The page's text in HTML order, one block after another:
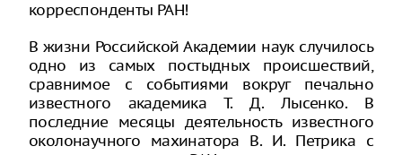
корреспонденты РАН!
В жизни Российской Академии наук случилось
одно из самых постыдных происшествий,
сравнимое с событиями вокруг печально
известного академика Т. Д. Лысенко. В
последние месяцы деятельность известного
околонаучного махинатора В. И. Петрика с